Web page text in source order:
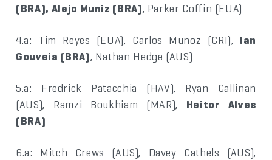
(BRA), Alejo Muniz (BRA), Parker Coffin (EUA)
4.a: Tim Reyes (EUA), Carlos Munoz (CRI), Ian
Gouveia (BRA), Nathan Hedge (AUS)
5.a: Fredrick Patacchia (HAV), Ryan Callinan
(AUS), Ramzi Boukhiam (MAR), Heitor Alves
(BRA)
6.a: Mitch Crews (AUS), Davey Cathels (AUS),